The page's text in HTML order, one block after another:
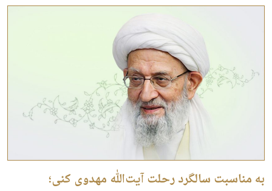
به مناسبت سالگرد رحلت آیت‌الله مهدوی کنی؛